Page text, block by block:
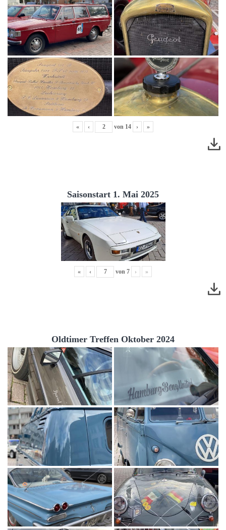
« ‹ von 14 › »
Saisonstart 1. Mai 2025
« ‹ von 7 › »
Oldtimer Treffen Oktober 2024